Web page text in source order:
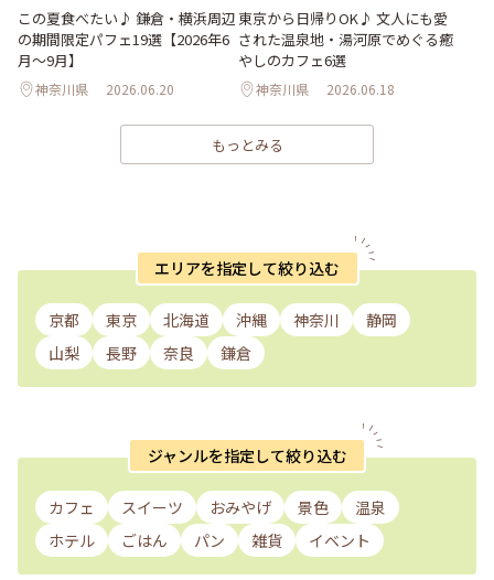
この夏食べたい♪ 鎌倉・横浜周辺
の期間限定パフェ19選【2026年6
月～9月】
神奈川県 2026.06.20
東京から日帰りOK♪ 文人にも愛
された温泉地・湯河原でめぐる癒
やしのカフェ6選
神奈川県 2026.06.18
もっとみる
エリアを指定して絞り込む
京都 東京 北海道 沖縄 神奈川
静岡
山梨
長野 奈良 鎌倉
ジャンルを指定して絞り込む
カフェ スイーツ おみやげ 景色
温泉
ホテル
ごはん パン 雑貨 イベント